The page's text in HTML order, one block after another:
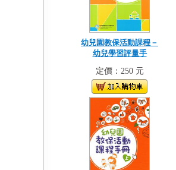
幼兒園教保活動課程－
幼兒學習評量手
定價：250 元